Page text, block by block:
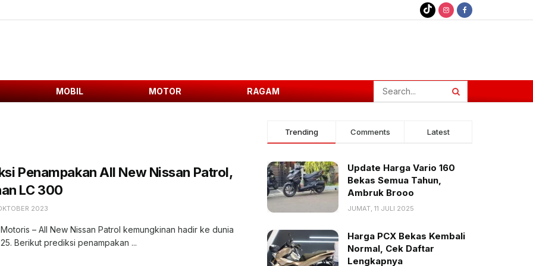
MOBIL MOTOR RAGAM
Penampakan All New Nissan Patrol,
LC 300
2023
– All New Nissan Patrol kemungkinan hadir ke dunia
Berikut prediksi penampakan ...
Trending Comments Latest
Update Harga Vario 160
Bekas Semua Tahun,
Ambruk Brooo
JUMAT, 11 JULI 2025
Harga PCX Bekas Kembali
Normal, Cek Daftar
Lengkapnya